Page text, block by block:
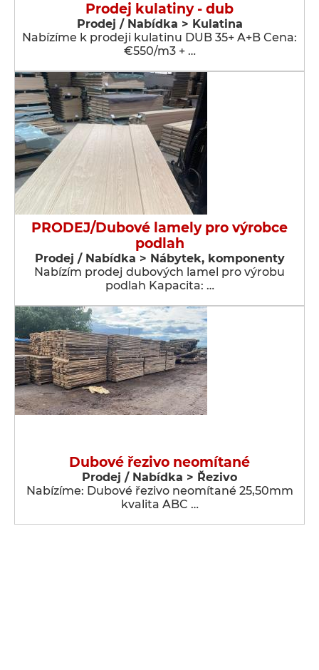
Prodej kulatiny - dub
Prodej / Nabídka > Kulatina
Nabízíme k prodeji kulatinu DUB 35+ A+B Cena:
€550/m3 + …
PRODEJ/Dubové lamely pro výrobce
podlah
Prodej / Nabídka > Nábytek, komponenty
Nabízím prodej dubových lamel pro výrobu
podlah Kapacita: …
Dubové řezivo neomítané
Prodej / Nabídka > Řezivo
Nabízíme: Dubové řezivo neomítané 25,50mm
kvalita ABC …